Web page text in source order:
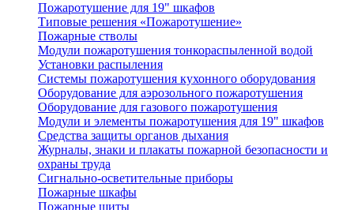
Пожаротушение для 19" шкафов
Типовые решения «Пожаротушение»
Пожарные стволы
Модули пожаротушения тонкораспыленной водой
Установки распыления
Системы пожаротушения кухонного оборудования
Оборудование для аэрозольного пожаротушения
Оборудование для газового пожаротушения
Модули и элементы пожаротушения для 19" шкафов
Средства защиты органов дыхания
Журналы, знаки и плакаты пожарной безопасности и
охраны труда
Сигнально-осветительные приборы
Пожарные шкафы
Пожарные щиты